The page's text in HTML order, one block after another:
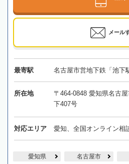
メール
最寄駅 名古屋市営地下鉄「池下
所在地
〒464-0848 愛知県名古
下407号
対応エリア 愛知、全国オンライン相
愛知県 名古屋市